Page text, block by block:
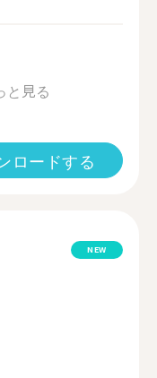
と見る
ロードする
NEW